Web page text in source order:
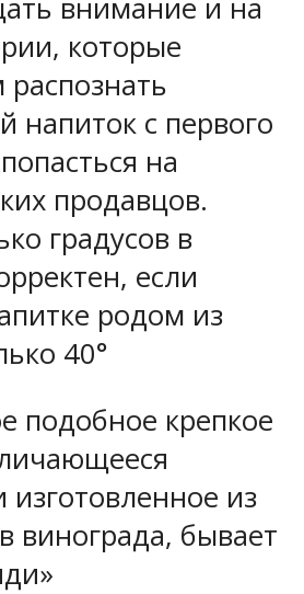
внимание и на
которые
распознать
напиток с первого
на
продавцов.
градусов в
если
родом из
40°
подобное крепкое
изготовленное из
винограда, бывает